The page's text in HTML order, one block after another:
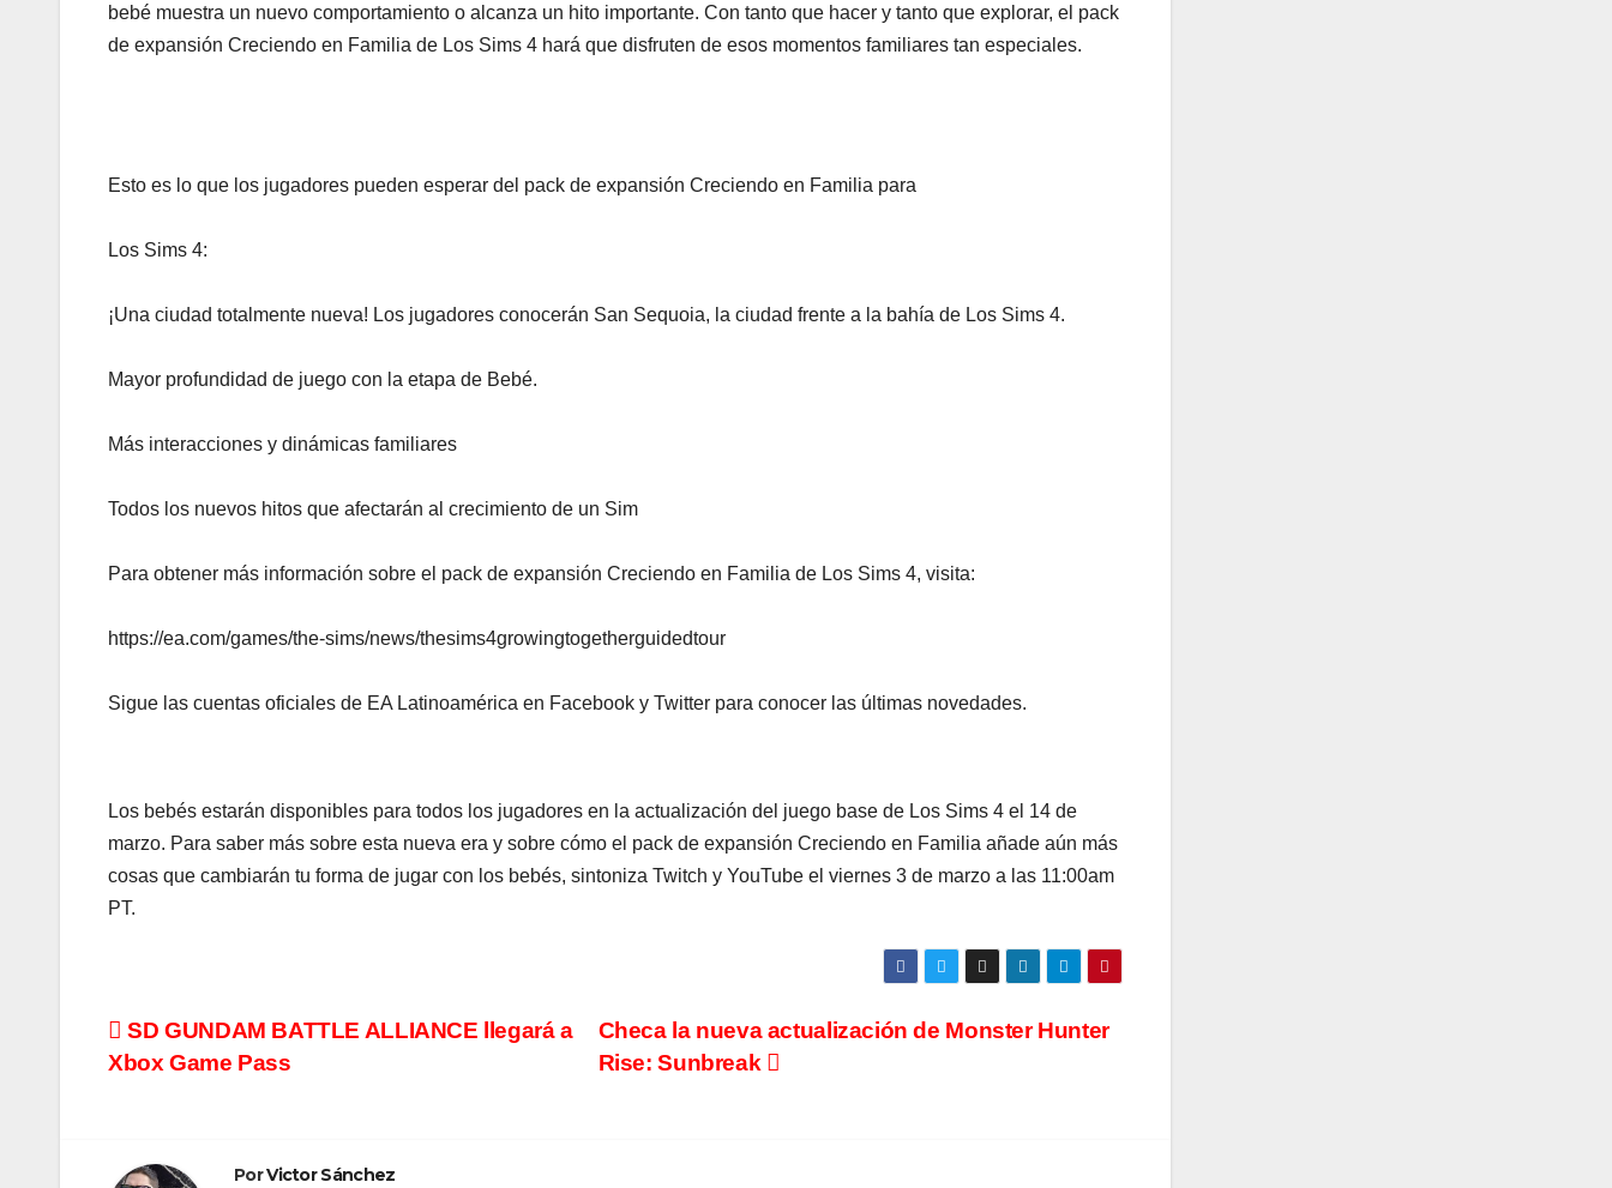
bebé muestra un nuevo comportamiento o alcanza un hito importante. Con tanto que hacer y tanto que explorar, el pack
de expansión Creciendo en Familia de Los Sims 4 hará que disfruten de esos momentos familiares tan especiales.
Esto es lo que los jugadores pueden esperar del pack de expansión Creciendo en Familia para
Los Sims 4:
¡Una ciudad totalmente nueva! Los jugadores conocerán San Sequoia, la ciudad frente a la bahía de Los Sims 4.
Mayor profundidad de juego con la etapa de Bebé.
Más interacciones y dinámicas familiares
Todos los nuevos hitos que afectarán al crecimiento de un Sim
Para obtener más información sobre el pack de expansión Creciendo en Familia de Los Sims 4, visita:
https://ea.com/games/the-sims/news/thesims4growingtogetherguidedtour
Sigue las cuentas oficiales de EA Latinoamérica en Facebook y Twitter para conocer las últimas novedades.
Los bebés estarán disponibles para todos los jugadores en la actualización del juego base de Los Sims 4 el 14 de
marzo. Para saber más sobre esta nueva era y sobre cómo el pack de expansión Creciendo en Familia añade aún más
cosas que cambiarán tu forma de jugar con los bebés, sintoniza Twitch y YouTube el viernes 3 de marzo a las 11:00am
PT.
Navegación
Checa la nueva actualización de Monster Hunter
Rise: Sunbreak
SD GUNDAM BATTLE ALLIANCE llegará a
Xbox Game Pass
PorVictor Sánchez